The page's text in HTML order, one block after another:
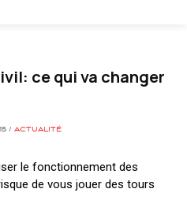
ce qui va changer
/ ACTUALITÉ
le fonctionnement des
de vous jouer des tours